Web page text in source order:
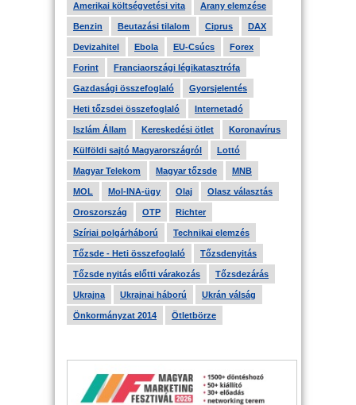
Amerikai költségvetési vita Arany elemzése
Benzin Beutazási tilalom Ciprus DAX
Devizahitel Ebola EU-Csúcs Forex
Forint Franciaországi légikatasztrófa
Gazdasági összefoglaló Gyorsjelentés
Heti tőzsdei összefoglaló Internetadó
Iszlám Állam Kereskedési ötlet Koronavírus
Külföldi sajtó Magyarországról Lottó
Magyar Telekom Magyar tőzsde MNB
MOL Mol-INA-ügy Olaj Olasz választás
Oroszország OTP Richter
Szíriai polgárháború Technikai elemzés
Tőzsde - Heti összefoglaló Tőzsdenyitás
Tőzsde nyitás előtti várakozás Tőzsdezárás
Ukrajna Ukrajnai háború Ukrán válság
Önkormányzat 2014 Ötletbörze